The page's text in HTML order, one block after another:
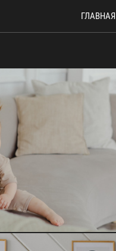
ГЛАВНАЯ